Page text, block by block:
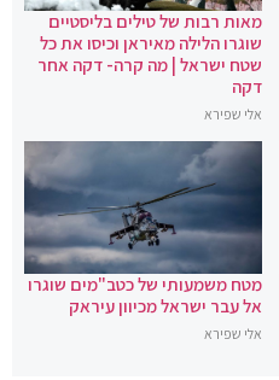
מאות רבות של טילים בליסטיים
שוגרו הלילה מאיראן וכיסו את כל
שטח ישראל | מה קרה- דקה אחר
דקה
אלי שפירא
מטח משמעותי של כטב"מים שוגרו
אל עבר ישראל מכיוון עיראק
אלי שפירא